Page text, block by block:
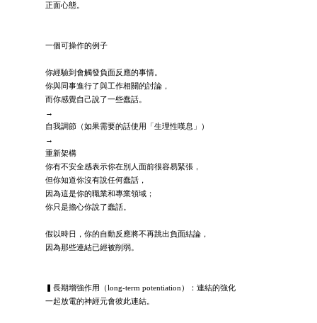
正面心態。
一個可操作的例子
你經驗到會觸發負面反應的事情。
你與同事進行了與工作相關的討論，
而你感覺自己說了一些蠢話。
→
自我調節（如果需要的話使用「生理性嘆息」）
→
重新架構
你有不安全感表示你在別人面前很容易緊張，
但你知道你沒有說任何蠢話，
因為這是你的職業和專業領域；
你只是擔心你說了蠢話。
假以時日，你的自動反應將不再跳出負面結論，
因為那些連結已經被削弱。
▍長期增強作用（long-term potentiation）：連結的強化
一起放電的神經元會彼此連結。